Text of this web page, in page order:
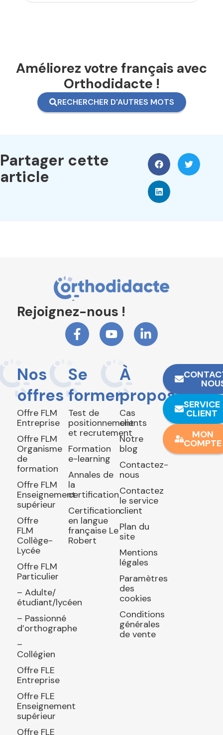
Améliorez votre français avec
Orthodidacte !
RECHERCHER D'AUTRES MOTS
Partager cette
article
Rejoignez-nous !
Nos
offres
Offre FLM
Entreprise
Offre FLM
Organisme
de
formation
Offre FLM
Enseignement
supérieur
Offre
FLM
Collège-
Lycée
Offre FLM
Particulier
– Adulte/
étudiant/lycéen
– Passionné
d’orthographe
–
Collégien
Offre FLE
Entreprise
Offre FLE
Enseignement
supérieur
Offre FLE
Se
former
Test de
positionnement
et recrutement
Formation
e-learning
Annales de
la
certification
Certification
en langue
française Le
Robert
À
propos
Cas
clients
Notre
blog
Contactez-
nous
Contactez
le service
client
Plan du
site
Mentions
légales
Paramètres
des
cookies
Conditions
générales
de vente
SERVICE
CLIENT
MON
COMPTE